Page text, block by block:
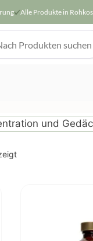
Alle Produkte in
und
Nach